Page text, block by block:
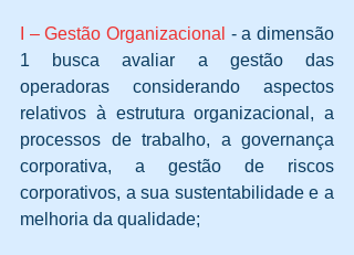
I – Gestão Organizacional - a dimensão
1 busca avaliar a gestão das
operadoras considerando aspectos
relativos à estrutura organizacional, a
processos de trabalho, a governança
corporativa, a gestão de riscos
corporativos, a sua sustentabilidade e a
melhoria da qualidade;